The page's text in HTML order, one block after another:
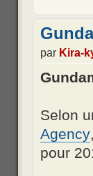
par Kira-
Selon
Agency
pour